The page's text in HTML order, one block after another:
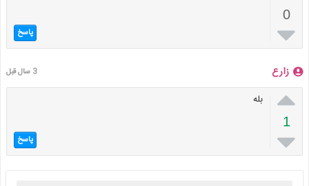
0
 پاسخ
زارع 3 سال قبل

1

بله
پاسخ